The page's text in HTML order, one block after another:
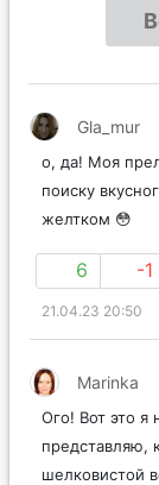
Gla_mur
о, да! Моя
поиску
желтком 😳
6 -1
21.04.23 20:50
Marinka
Ого! Вот это я
представляю,
шелковистой